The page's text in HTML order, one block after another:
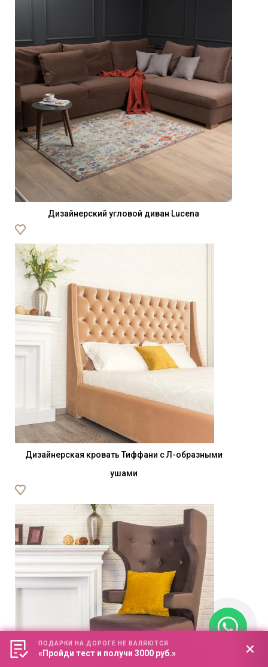
Дизайнерский угловой диван Lucena
Дизайнерская кровать Тиффани с Л-образными
ушами
ПОДАРКИ НА ДОРОГЕ НЕ ВАЛЯЮТСЯ
«Пройди тест и получи 3000 руб.»